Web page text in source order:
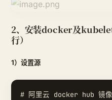
2、安装docker及
行）
1）设置源
# 阿里云 docker hub 镜像